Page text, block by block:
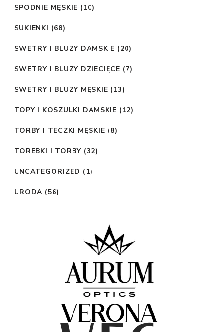
SPODNIE MĘSKIE (10)
SUKIENKI (68)
SWETRY I BLUZY DAMSKIE (20)
SWETRY I BLUZY DZIECIĘCE (7)
SWETRY I BLUZY MĘSKIE (13)
TOPY I KOSZULKI DAMSKIE (12)
TORBY I TECZKI MĘSKIE (8)
TOREBKI I TORBY (32)
UNCATEGORIZED (1)
URODA (56)